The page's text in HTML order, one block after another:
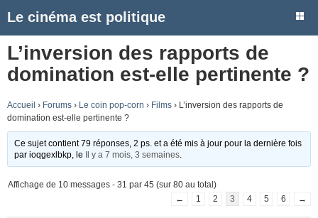
Le cinéma est politique
L’inversion des rapports de
domination est-elle pertinente ?
Accueil › Forums › Le coin pop-corn › Films › L’inversion des rapports de
domination est-elle pertinente ?
Ce sujet contient 79 réponses, 2 ps. et a été mis à jour pour la dernière fois
parioqgexlbkp , le Il y a 7 mois, 3 semaines
Affichage de 10 messages - 31 par 45 (sur 80 au total)
←
1 2 3 4 5 6 →